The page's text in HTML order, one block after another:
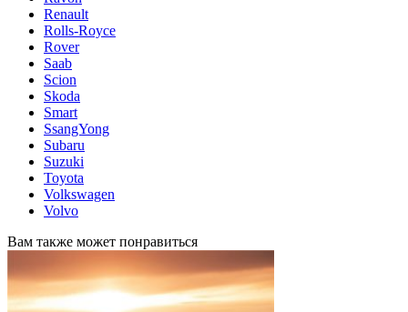
Renault
Rolls-Royce
Rover
Saab
Scion
Skoda
Smart
SsangYong
Subaru
Suzuki
Toyota
Volkswagen
Volvo
Вам также может понравиться